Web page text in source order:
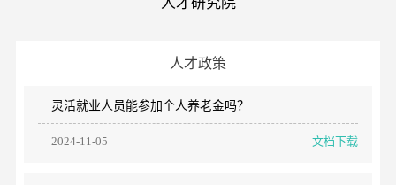
人才政策
灵活就业人员能参加个人养老金吗？
2024-11-05 文档下载